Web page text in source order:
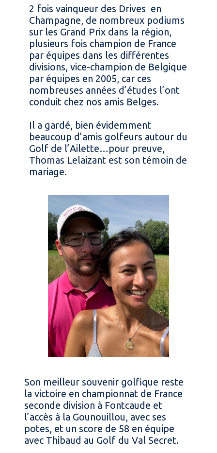
2 fois vainqueur des Drives en
Champagne, de nombreux podiums
sur les Grand Prix dans la région,
plusieurs fois champion de France
par équipes dans les différentes
divisions, vice-champion de Belgique
par équipes en 2005, car ces
nombreuses années d’études l’ont
conduit chez nos amis Belges.
Il a gardé, bien évidemment
beaucoup d’amis golfeurs autour du
Golf de l’Ailette…pour preuve,
Thomas Lelaizant est son témoin de
mariage.
Son meilleur souvenir golfique reste
la victoire en championnat de France
seconde division à Fontcaude et
l’accès à la Gounouillou, avec ses
potes, et un score de 58 en équipe
avec Thibaud au Golf du Val Secret.